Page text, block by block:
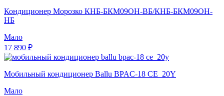
Кондиционер Морозко КНБ-БКМ09ОН-ВБ/КНБ-БКМ09ОН-
НБ
Мало
17 890 ₽
Мобильный кондиционер Ballu BPAC-18 CE_20Y
Мало